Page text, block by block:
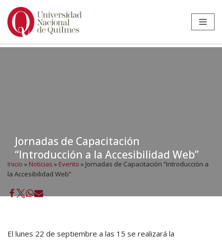
Ir
Jornadas de Capacitación
“Introducción a la Accesibilidad Web”
Inicio » Noticias » Evento » Jornadas de Capacitación “Introducción a
la Accesibilidad Web”
El lunes 22 de septiembre a las 15 se realizará la